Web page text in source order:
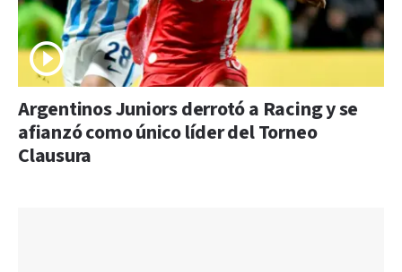
Argentinos Juniors derrotó a Racing y se
afianzó como único líder del Torneo
Clausura